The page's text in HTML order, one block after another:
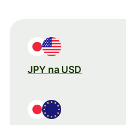
JPY na USD